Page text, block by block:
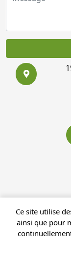
Ce site utilise
ainsi que pour